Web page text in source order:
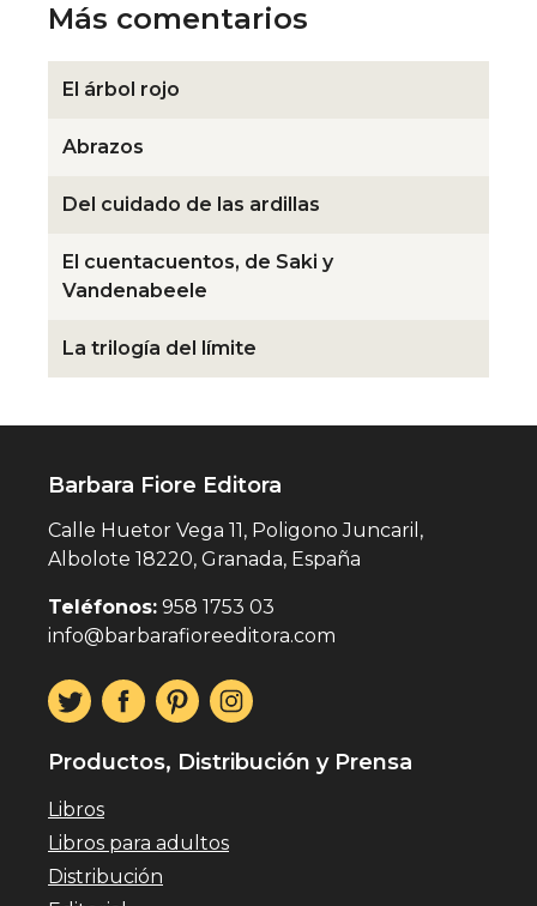
Más comentarios
El árbol rojo
Abrazos
Del cuidado de las ardillas
El cuentacuentos, de Saki y
Vandenabeele
La trilogía del límite
Barbara Fiore Editora
Calle Huetor Vega 11, Poligono Juncaril,
Albolote 18220, Granada, España
Teléfonos: 958 1753 03
info@barbarafioreeditora.com
Productos, Distribución y Prensa
Libros
Libros para adultos
Distribución